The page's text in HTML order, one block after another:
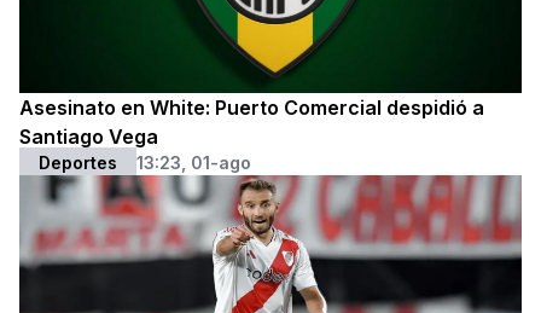
Asesinato en White: Puerto Comercial despidió a
Santiago Vega
Deportes 13:23, 01-ago